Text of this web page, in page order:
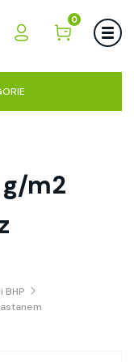
0
m2
BHP